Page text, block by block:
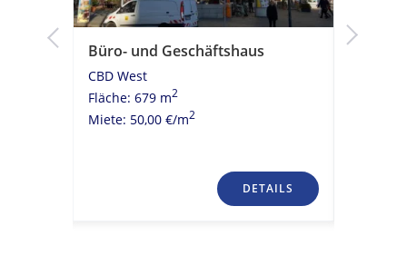
Büro- und Geschäftshaus
CBD West
Fläche: 679 m2
Miete: 50,00 €/m2
DETAILS